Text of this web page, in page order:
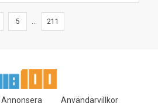
5 ... 211
Annonsera Användarvillkor